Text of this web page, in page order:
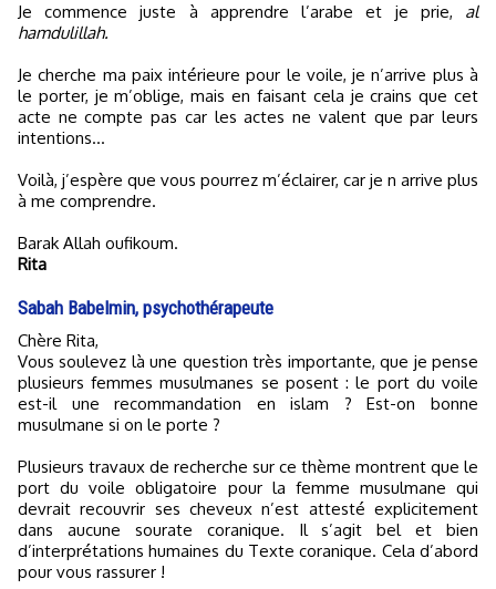
Je commence juste à apprendre l’arabe et je prie, al
hamdulillah.
Je cherche ma paix intérieure pour le voile, je n’arrive plus à
le porter, je m’oblige, mais en faisant cela je crains que cet
acte ne compte pas car les actes ne valent que par leurs
intentions…
Voilà, j’espère que vous pourrez m’éclairer, car je n arrive plus
à me comprendre.
Barak Allah oufikoum.
Rita
Sabah Babelmin, psychothérapeute
Chère Rita,
Vous soulevez là une question très importante, que je pense
plusieurs femmes musulmanes se posent : le port du voile
est-il une recommandation en islam ? Est-on bonne
musulmane si on le porte ?
Plusieurs travaux de recherche sur ce thème montrent que le
port du voile obligatoire pour la femme musulmane qui
devrait recouvrir ses cheveux n’est attesté explicitement
dans aucune sourate coranique. Il s’agit bel et bien
d’interprétations humaines du Texte coranique. Cela d’abord
pour vous rassurer !